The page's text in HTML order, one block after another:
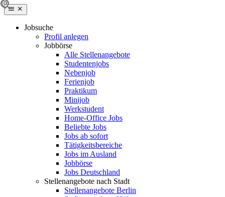
Jobsuche
Profil anlegen
Jobbörse
Alle Stellenangebote
Studentenjobs
Nebenjob
Ferienjob
Praktikum
Minijob
Werkstudent
Home-Office Jobs
Beliebte Jobs
Jobs ab sofort
Tätigkeitsbereiche
Jobs im Ausland
Jobbörse
Jobs Deutschland
Stellenangebote nach Stadt
Stellenangebote Berlin